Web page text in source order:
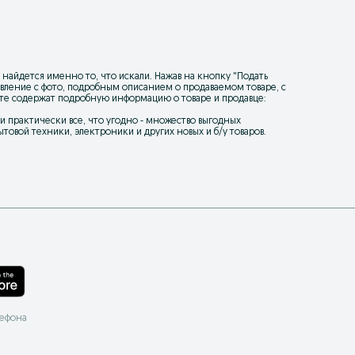
именно то, что искали. Нажав на кнопку " Подать
с фото, подробным описанием о продаваемом товаре, с
содержат подробную информацию о товаре и продавце:
практически все, что угодно - множество выгодных
техники, электроники и других новых и б/у товаров.